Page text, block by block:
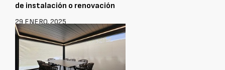
de instalación o renovación
29 ENERO, 2025